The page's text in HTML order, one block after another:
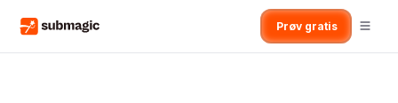
Prøv gratis